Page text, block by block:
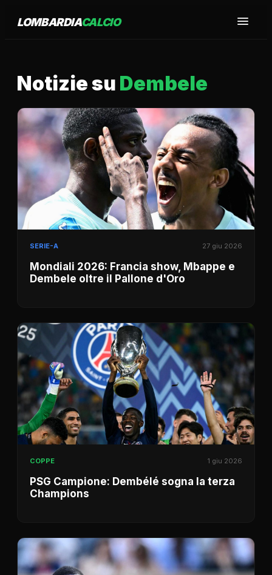
LOMBARDIACALCIO
Notizie su Dembele
SERIE-A 27 giu 2026
Mondiali 2026: Francia show, Mbappe e
Dembele oltre il Pallone d'Oro
COPPE 1 giu 2026
PSG Campione: Dembélé sogna la terza
Champions